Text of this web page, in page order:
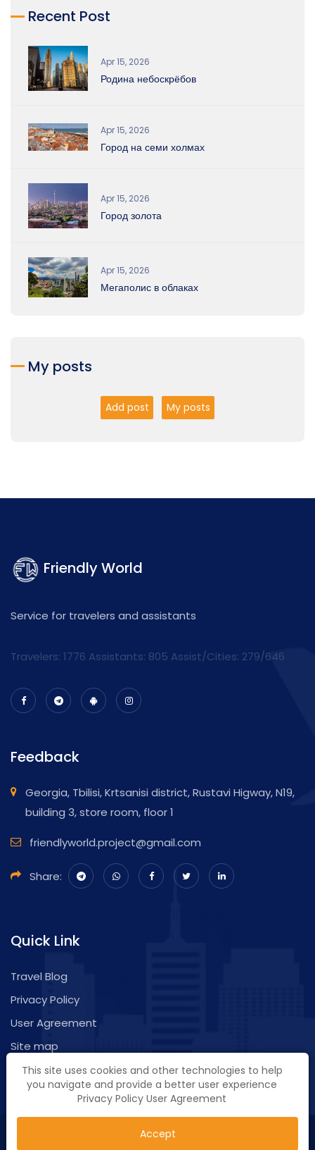
Recent Post
Apr 15, 2026
Родина небоскрёбов
Apr 15, 2026
Город на семи холмах
Apr 15, 2026
Город золота
Apr 15, 2026
Мегаполис в облаках
My posts
Add post My posts
Friendly World
Service for travelers and assistants
Travelers: 1776 Assistants: 805 Assist/Cities: 279/646
Feedback
Georgia, Tbilisi, Krtsanisi district, Rustavi Higway, N19,
building 3, store room, floor 1
friendlyworld.project@gmail.com
Share:
Quick Link
Travel Blog
Privacy Policy
User Agreement
Site map
Feedback
© 2026 Friendly World. All rights reserved. Powered with
This site uses cookies and other technologies to help
you navigate and provide a better user experience
Privacy Policy User Agreement
Accept